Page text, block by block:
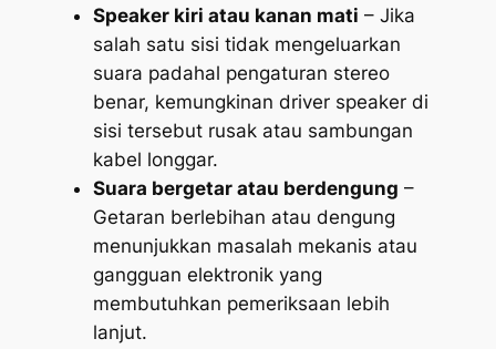
Speaker kiri atau kanan mati – Jika
salah satu sisi tidak mengeluarkan
suara padahal pengaturan stereo
benar, kemungkinan driver speaker di
sisi tersebut rusak atau sambungan
kabel longgar.
Suara bergetar atau berdengung –
Getaran berlebihan atau dengung
menunjukkan masalah mekanis atau
gangguan elektronik yang
membutuhkan pemeriksaan lebih
lanjut.